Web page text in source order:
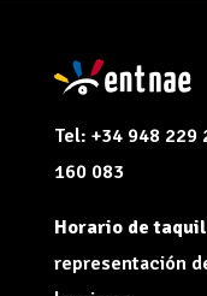
Tel: +34 948 229
160 083
Horario de
representación